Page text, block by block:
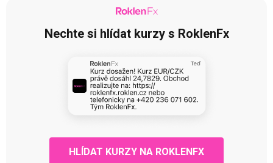
Nechte si hlídat kurzy s RoklenFx
HLÍDAT KURZY NA ROKLENFX